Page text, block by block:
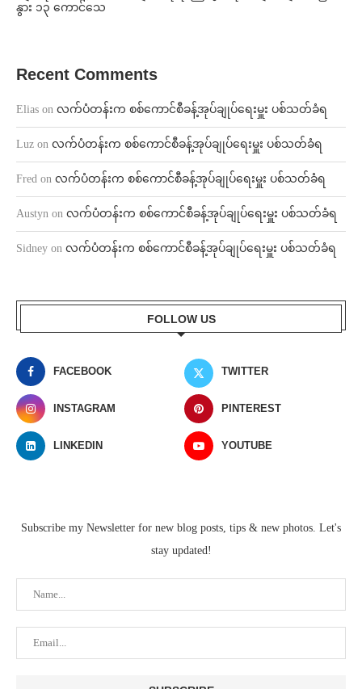
နွား ၁၃ ကောင်သေ
Recent Comments
Elias on လက်ပံတန်းက စစ်ကောင်စီခန့်အုပ်ချုပ်ရေးမှူး ပစ်သတ်ခံရ
Luz on လက်ပံတန်းက စစ်ကောင်စီခန့်အုပ်ချုပ်ရေးမှူး ပစ်သတ်ခံရ
Fred on လက်ပံတန်းက စစ်ကောင်စီခန့်အုပ်ချုပ်ရေးမှူး ပစ်သတ်ခံရ
Austyn on လက်ပံတန်းက စစ်ကောင်စီခန့်အုပ်ချုပ်ရေးမှူး ပစ်သတ်ခံရ
Sidney on လက်ပံတန်းက စစ်ကောင်စီခန့်အုပ်ချုပ်ရေးမှူး ပစ်သတ်ခံရ
FOLLOW US
FACEBOOK TWITTER
INSTAGRAM PINTEREST
LINKEDIN YOUTUBE
Subscribe my Newsletter for new blog posts, tips & new photos. Let's
stay updated!